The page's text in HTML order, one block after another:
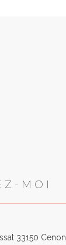
MOI
33150 Cenon